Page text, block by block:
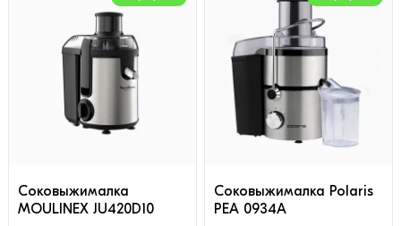
Соковыжималка
MOULINEX JU420D10
Соковыжималка Polaris
PEA 0934A